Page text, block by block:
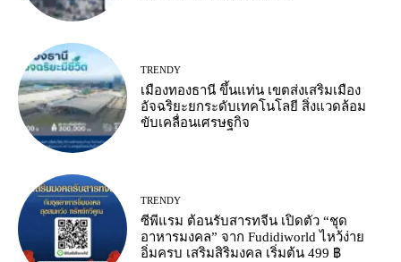
TRENDY
เมืองทองธานี ขึ้นแท่น เขตส่งเสริมเมือง
อัจฉริยะยกระดับเทคโนโลยี สิ่งแวดล้อม
ขับเคลื่อนเศรษฐกิจ
TRENDY
ซีพีแรม ต้อนรับสารทจีน เปิดตัว “ชุด
อาหารมงคล” จาก Fudidiworld ไหว้ง่าย
อิ่มครบ เสริมสิริมงคล เริ่มต้น 499 ฿